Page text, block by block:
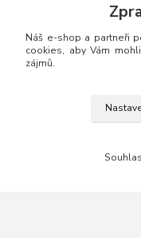
+420 775693830
Otevírací doba: PO-PÁ:
info@zkusnositko.cz
Náš e-shop a partneři
cookies, aby Vám
zájmů.